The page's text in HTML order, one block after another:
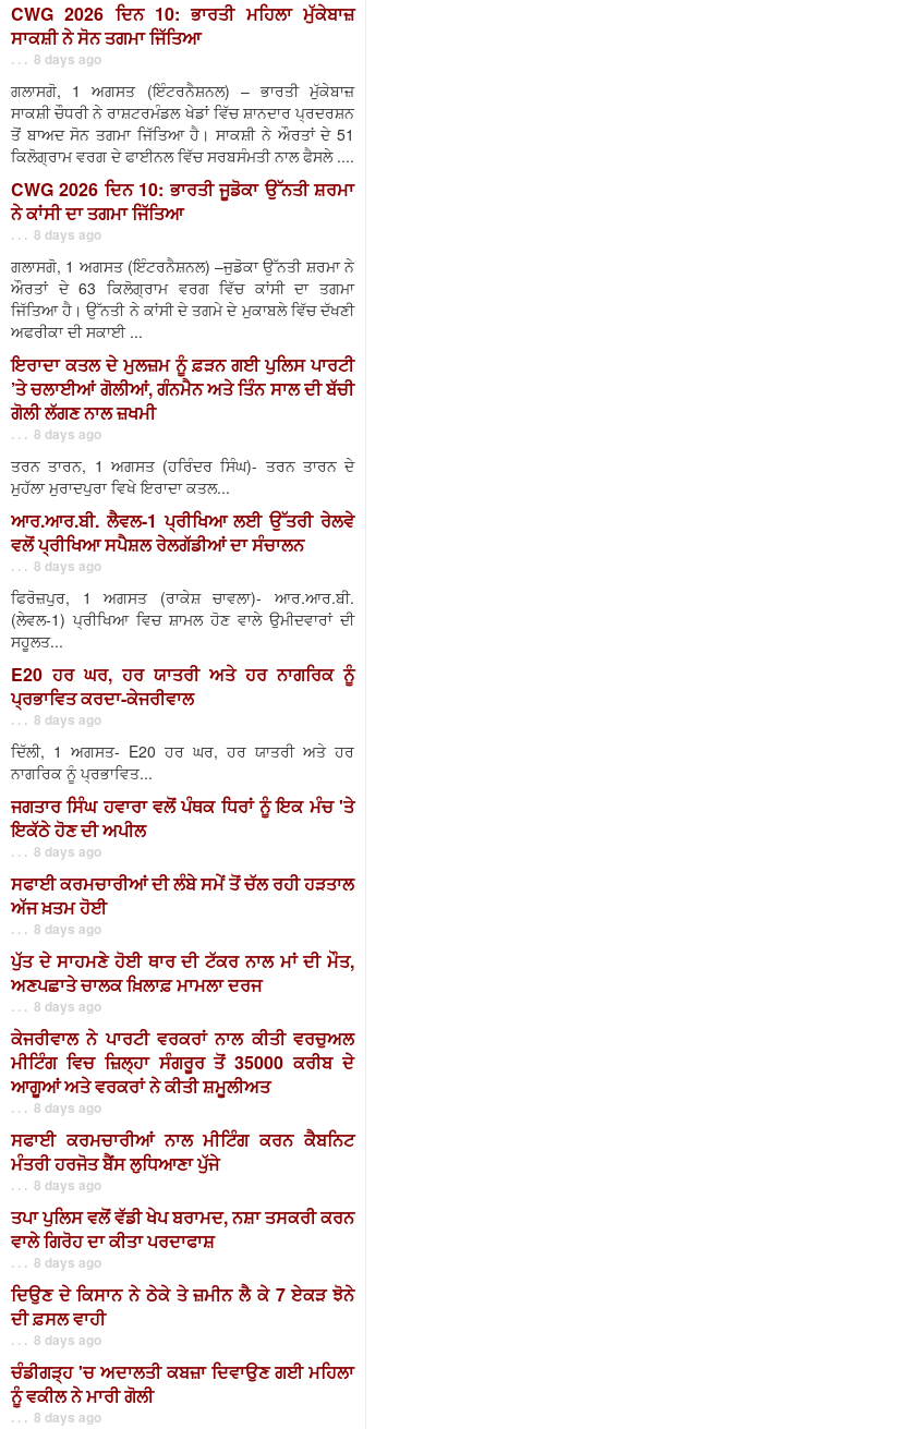
CWG 2026 ਦਿਨ 10: ਭਾਰਤੀ ਮਹਿਲਾ ਮੁੱਕੇਬਾਜ਼
ਸਾਕਸ਼ੀ ਨੇ ਸੋਨ ਤਗਮਾ ਜਿੱਤਿਆ
. . . 8 days ago
ਗਲਾਸਗੋ, 1 ਅਗਸਤ (ਇੰਟਰਨੈਸ਼ਨਲ) – ਭਾਰਤੀ ਮੁੱਕੇਬਾਜ਼
ਸਾਕਸ਼ੀ ਚੌਧਰੀ ਨੇ ਰਾਸ਼ਟਰਮੰਡਲ ਖੇਡਾਂ ਵਿੱਚ ਸ਼ਾਨਦਾਰ ਪ੍ਰਦਰਸ਼ਨ
ਤੋਂ ਬਾਅਦ ਸੋਨ ਤਗਮਾ ਜਿੱਤਿਆ ਹੈ। ਸਾਕਸ਼ੀ ਨੇ ਔਰਤਾਂ ਦੇ 51
ਕਿਲੋਗ੍ਰਾਮ ਵਰਗ ਦੇ ਫਾਈਨਲ ਵਿੱਚ ਸਰਬਸੰਮਤੀ ਨਾਲ ਫੈਸਲੇ ....
CWG 2026 ਦਿਨ 10: ਭਾਰਤੀ ਜੂਡੋਕਾ ਉੱਨਤੀ ਸ਼ਰਮਾ
ਨੇ ਕਾਂਸੀ ਦਾ ਤਗਮਾ ਜਿੱਤਿਆ
. . . 8 days ago
ਗਲਾਸਗੋ, 1 ਅਗਸਤ (ਇੰਟਰਨੈਸ਼ਨਲ) –ਜੁਡੋਕਾ ਉੱਨਤੀ ਸ਼ਰਮਾ ਨੇ
ਔਰਤਾਂ ਦੇ 63 ਕਿਲੋਗ੍ਰਾਮ ਵਰਗ ਵਿੱਚ ਕਾਂਸੀ ਦਾ ਤਗਮਾ
ਜਿੱਤਿਆ ਹੈ। ਉੱਨਤੀ ਨੇ ਕਾਂਸੀ ਦੇ ਤਗਮੇ ਦੇ ਮੁਕਾਬਲੇ ਵਿੱਚ ਦੱਖਣੀ
ਅਫਰੀਕਾ ਦੀ ਸਕਾਈ ...
ਇਰਾਦਾ ਕਤਲ ਦੇ ਮੁਲਜ਼ਮ ਨੂੰ ਫ਼ੜਨ ਗਈ ਪੁਲਿਸ ਪਾਰਟੀ
’ਤੇ ਚਲਾਈਆਂ ਗੋਲੀਆਂ, ਗੰਨਮੈਨ ਅਤੇ ਤਿੰਨ ਸਾਲ ਦੀ ਬੱਚੀ
ਗੋਲੀ ਲੱਗਣ ਨਾਲ ਜ਼ਖਮੀ
. . . 8 days ago
ਤਰਨ ਤਾਰਨ, 1 ਅਗਸਤ (ਹਰਿੰਦਰ ਸਿੰਘ)- ਤਰਨ ਤਾਰਨ ਦੇ
ਮੁਹੱਲਾ ਮੁਰਾਦਪੁਰਾ ਵਿਖੇ ਇਰਾਦਾ ਕਤਲ...
ਆਰ.ਆਰ.ਬੀ. ਲੈਵਲ-1 ਪ੍ਰੀਖਿਆ ਲਈ ਉੱਤਰੀ ਰੇਲਵੇ
ਵਲੋਂ ਪ੍ਰੀਖਿਆ ਸਪੈਸ਼ਲ ਰੇਲਗੱਡੀਆਂ ਦਾ ਸੰਚਾਲਨ
. . . 8 days ago
ਫਿਰੋਜ਼ਪੁਰ, 1 ਅਗਸਤ (ਰਾਕੇਸ਼ ਚਾਵਲਾ)- ਆਰ.ਆਰ.ਬੀ.
(ਲੇਵਲ-1) ਪ੍ਰੀਖਿਆ ਵਿਚ ਸ਼ਾਮਲ ਹੋਣ ਵਾਲੇ ਉਮੀਦਵਾਰਾਂ ਦੀ
ਸਹੂਲਤ...
E20 ਹਰ ਘਰ, ਹਰ ਯਾਤਰੀ ਅਤੇ ਹਰ ਨਾਗਰਿਕ ਨੂੰ
ਪ੍ਰਭਾਵਿਤ ਕਰਦਾ-ਕੇਜਰੀਵਾਲ
. . . 8 days ago
ਦਿੱਲੀ, 1 ਅਗਸਤ- E20 ਹਰ ਘਰ, ਹਰ ਯਾਤਰੀ ਅਤੇ ਹਰ
ਨਾਗਰਿਕ ਨੂੰ ਪ੍ਰਭਾਵਿਤ...
ਜਗਤਾਰ ਸਿੰਘ ਹਵਾਰਾ ਵਲੋਂ ਪੰਥਕ ਧਿਰਾਂ ਨੂੰ ਇਕ ਮੰਚ 'ਤੇ
ਇਕੱਠੇ ਹੋਣ ਦੀ ਅਪੀਲ
. . . 8 days ago
ਸਫਾਈ ਕਰਮਚਾਰੀਆਂ ਦੀ ਲੰਬੇ ਸਮੇਂ ਤੋਂ ਚੱਲ ਰਹੀ ਹੜਤਾਲ
ਅੱਜ ਖ਼ਤਮ ਹੋਈ
. . . 8 days ago
ਪੁੱਤ ਦੇ ਸਾਹਮਣੇ ਹੋਈ ਥਾਰ ਦੀ ਟੱਕਰ ਨਾਲ ਮਾਂ ਦੀ ਮੌਤ,
ਅਣਪਛਾਤੇ ਚਾਲਕ ਖ਼ਿਲਾਫ਼ ਮਾਮਲਾ ਦਰਜ
. . . 8 days ago
ਕੇਜਰੀਵਾਲ ਨੇ ਪਾਰਟੀ ਵਰਕਰਾਂ ਨਾਲ ਕੀਤੀ ਵਰਚੁਅਲ
ਮੀਟਿੰਗ ਵਿਚ ਜ਼ਿਲ੍ਹਾ ਸੰਗਰੂਰ ਤੋਂ 35000 ਕਰੀਬ ਦੇ
ਆਗੂਆਂ ਅਤੇ ਵਰਕਰਾਂ ਨੇ ਕੀਤੀ ਸ਼ਮੂਲੀਅਤ
. . . 8 days ago
ਸਫਾਈ ਕਰਮਚਾਰੀਆਂ ਨਾਲ ਮੀਟਿੰਗ ਕਰਨ ਕੈਬਨਿਟ
ਮੰਤਰੀ ਹਰਜੋਤ ਬੈਂਸ ਲੁਧਿਆਣਾ ਪੁੱਜੇ
. . . 8 days ago
ਤਪਾ ਪੁਲਿਸ ਵਲੋਂ ਵੱਡੀ ਖੇਪ ਬਰਾਮਦ, ਨਸ਼ਾ ਤਸਕਰੀ ਕਰਨ
ਵਾਲੇ ਗਿਰੋਹ ਦਾ ਕੀਤਾ ਪਰਦਾਫਾਸ਼
. . . 8 days ago
ਦਿਉਣ ਦੇ ਕਿਸਾਨ ਨੇ ਠੇਕੇ ਤੇ ਜ਼ਮੀਨ ਲੈ ਕੇ 7 ਏਕੜ ਝੋਨੇ
ਦੀ ਫ਼ਸਲ ਵਾਹੀ
. . . 8 days ago
ਚੰਡੀਗੜ੍ਹ 'ਚ ਅਦਾਲਤੀ ਕਬਜ਼ਾ ਦਿਵਾਉਣ ਗਈ ਮਹਿਲਾ
ਨੂੰ ਵਕੀਲ ਨੇ ਮਾਰੀ ਗੋਲੀ
. . . 8 days ago